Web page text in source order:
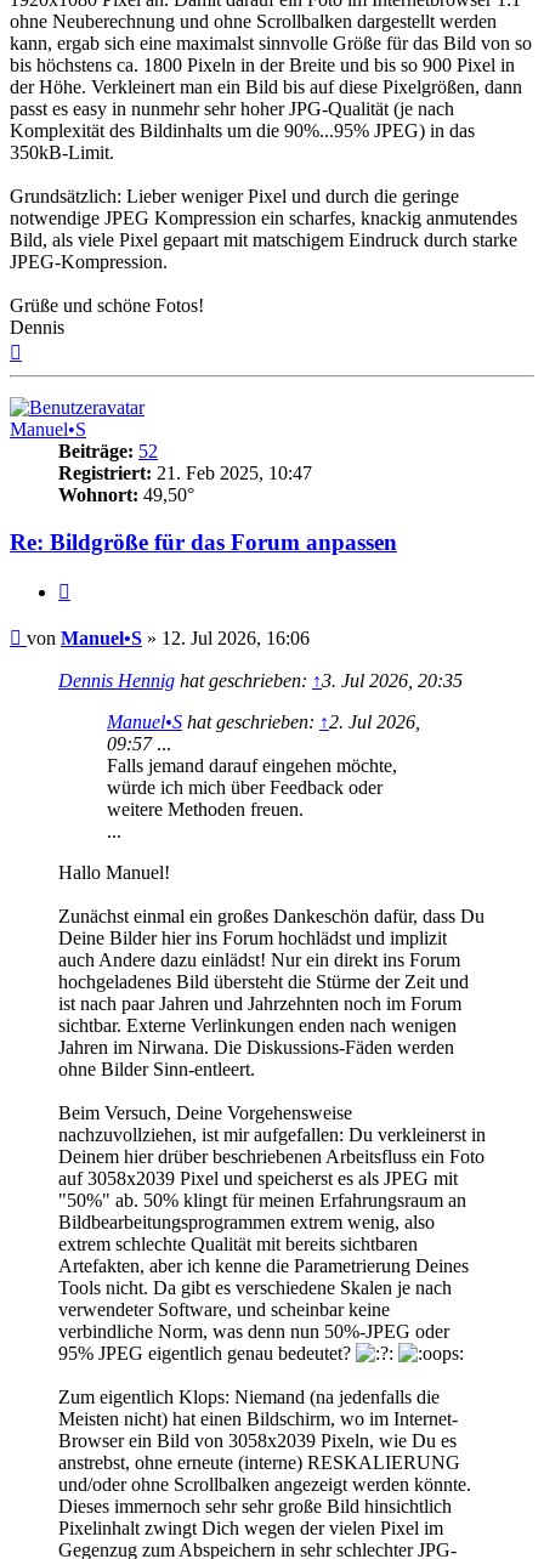
ohne Neuberechnung und ohne Scrollbalken dargestellt werden
kann, ergab sich eine maximalst sinnvolle Größe für das Bild von so
bis höchstens ca. 1800 Pixeln in der Breite und bis so 900 Pixel in
der Höhe. Verkleinert man ein Bild bis auf diese Pixelgrößen, dann
passt es easy in nunmehr sehr hoher JPG-Qualität (je nach
Komplexität des Bildinhalts um die 90%...95% JPEG) in das
350kB-Limit.
Grundsätzlich: Lieber weniger Pixel und durch die geringe
notwendige JPEG Kompression ein scharfes, knackig anmutendes
Bild, als viele Pixel gepaart mit matschigem Eindruck durch starke
JPEG-Kompression.
Grüße und schöne Fotos!
Dennis
Manuel•S
Beiträge: 52
Registriert: 21. Feb 2025, 10:47
Wohnort: 49,50°
Re: Bildgröße für das Forum anpassen
Beitrag
von Manuel•S » 12. Jul 2026, 16:06
Dennis Hennig hat geschrieben: ↑3. Jul 2026, 20:35
Manuel•S hat geschrieben: ↑2. Jul 2026,
09:57...
Falls jemand darauf eingehen möchte,
würde ich mich über Feedback oder
weitere Methoden freuen.
...
Hallo Manuel!
Zunächst einmal ein großes Dankeschön dafür, dass Du
Deine Bilder hier ins Forum hochlädst und implizit
auch Andere dazu einlädst! Nur ein direkt ins Forum
hochgeladenes Bild übersteht die Stürme der Zeit und
ist nach paar Jahren und Jahrzehnten noch im Forum
sichtbar. Externe Verlinkungen enden nach wenigen
Jahren im Nirwana. Die Diskussions-Fäden werden
ohne Bilder Sinn-entleert.
Beim Versuch, Deine Vorgehensweise
nachzuvollziehen, ist mir aufgefallen: Du verkleinerst in
Deinem hier drüber beschriebenen Arbeitsfluss ein Foto
auf 3058x2039 Pixel und speicherst es als JPEG mit
"50%" ab. 50% klingt für meinen Erfahrungsraum an
Bildbearbeitungsprogrammen extrem wenig, also
extrem schlechte Qualität mit bereits sichtbaren
Artefakten, aber ich kenne die Parametrierung Deines
Tools nicht. Da gibt es verschiedene Skalen je nach
verwendeter Software, und scheinbar keine
verbindliche Norm, was denn nun 50%-JPEG oder
95% JPEG eigentlich genau bedeutet?
Zum eigentlich Klops: Niemand (na jedenfalls die
Meisten nicht) hat einen Bildschirm, wo im Internet-
Browser ein Bild von 3058x2039 Pixeln, wie Du es
anstrebst, ohne erneute (interne) RESKALIERUNG
und/oder ohne Scrollbalken angezeigt werden könnte.
Dieses immernoch sehr sehr große Bild hinsichtlich
Pixelinhalt zwingt Dich wegen der vielen Pixel im
Gegenzug zum Abspeichern in sehr schlechter JPG-